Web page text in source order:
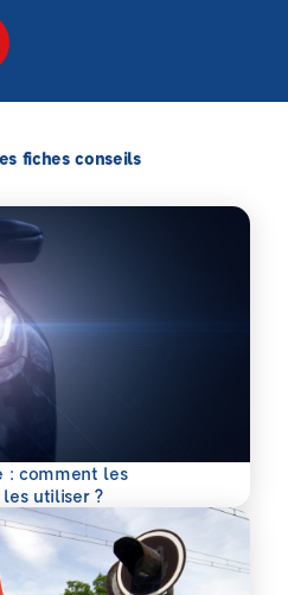
fiches conseils
: comment les
utiliser ?